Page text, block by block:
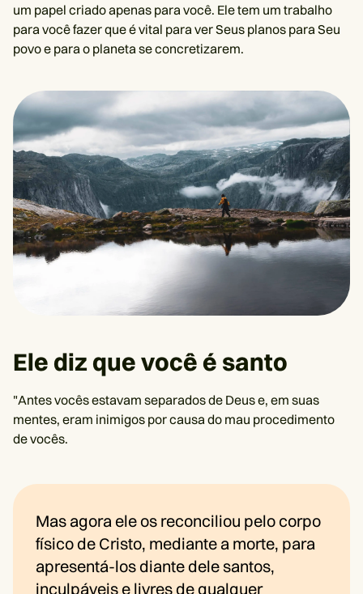
um papel criado apenas para você. Ele tem um trabalho
para você fazer que é vital para ver Seus planos para Seu
povo e para o planeta se concretizarem.
Ele diz que você é santo
"Antes vocês estavam separados de Deus e, em suas
mentes, eram inimigos por causa do mau procedimento
de vocês.
Mas agora ele os reconciliou pelo corpo
físico de Cristo, mediante a morte, para
apresentá-los diante dele santos,
inculpáveis e livres de qualquer